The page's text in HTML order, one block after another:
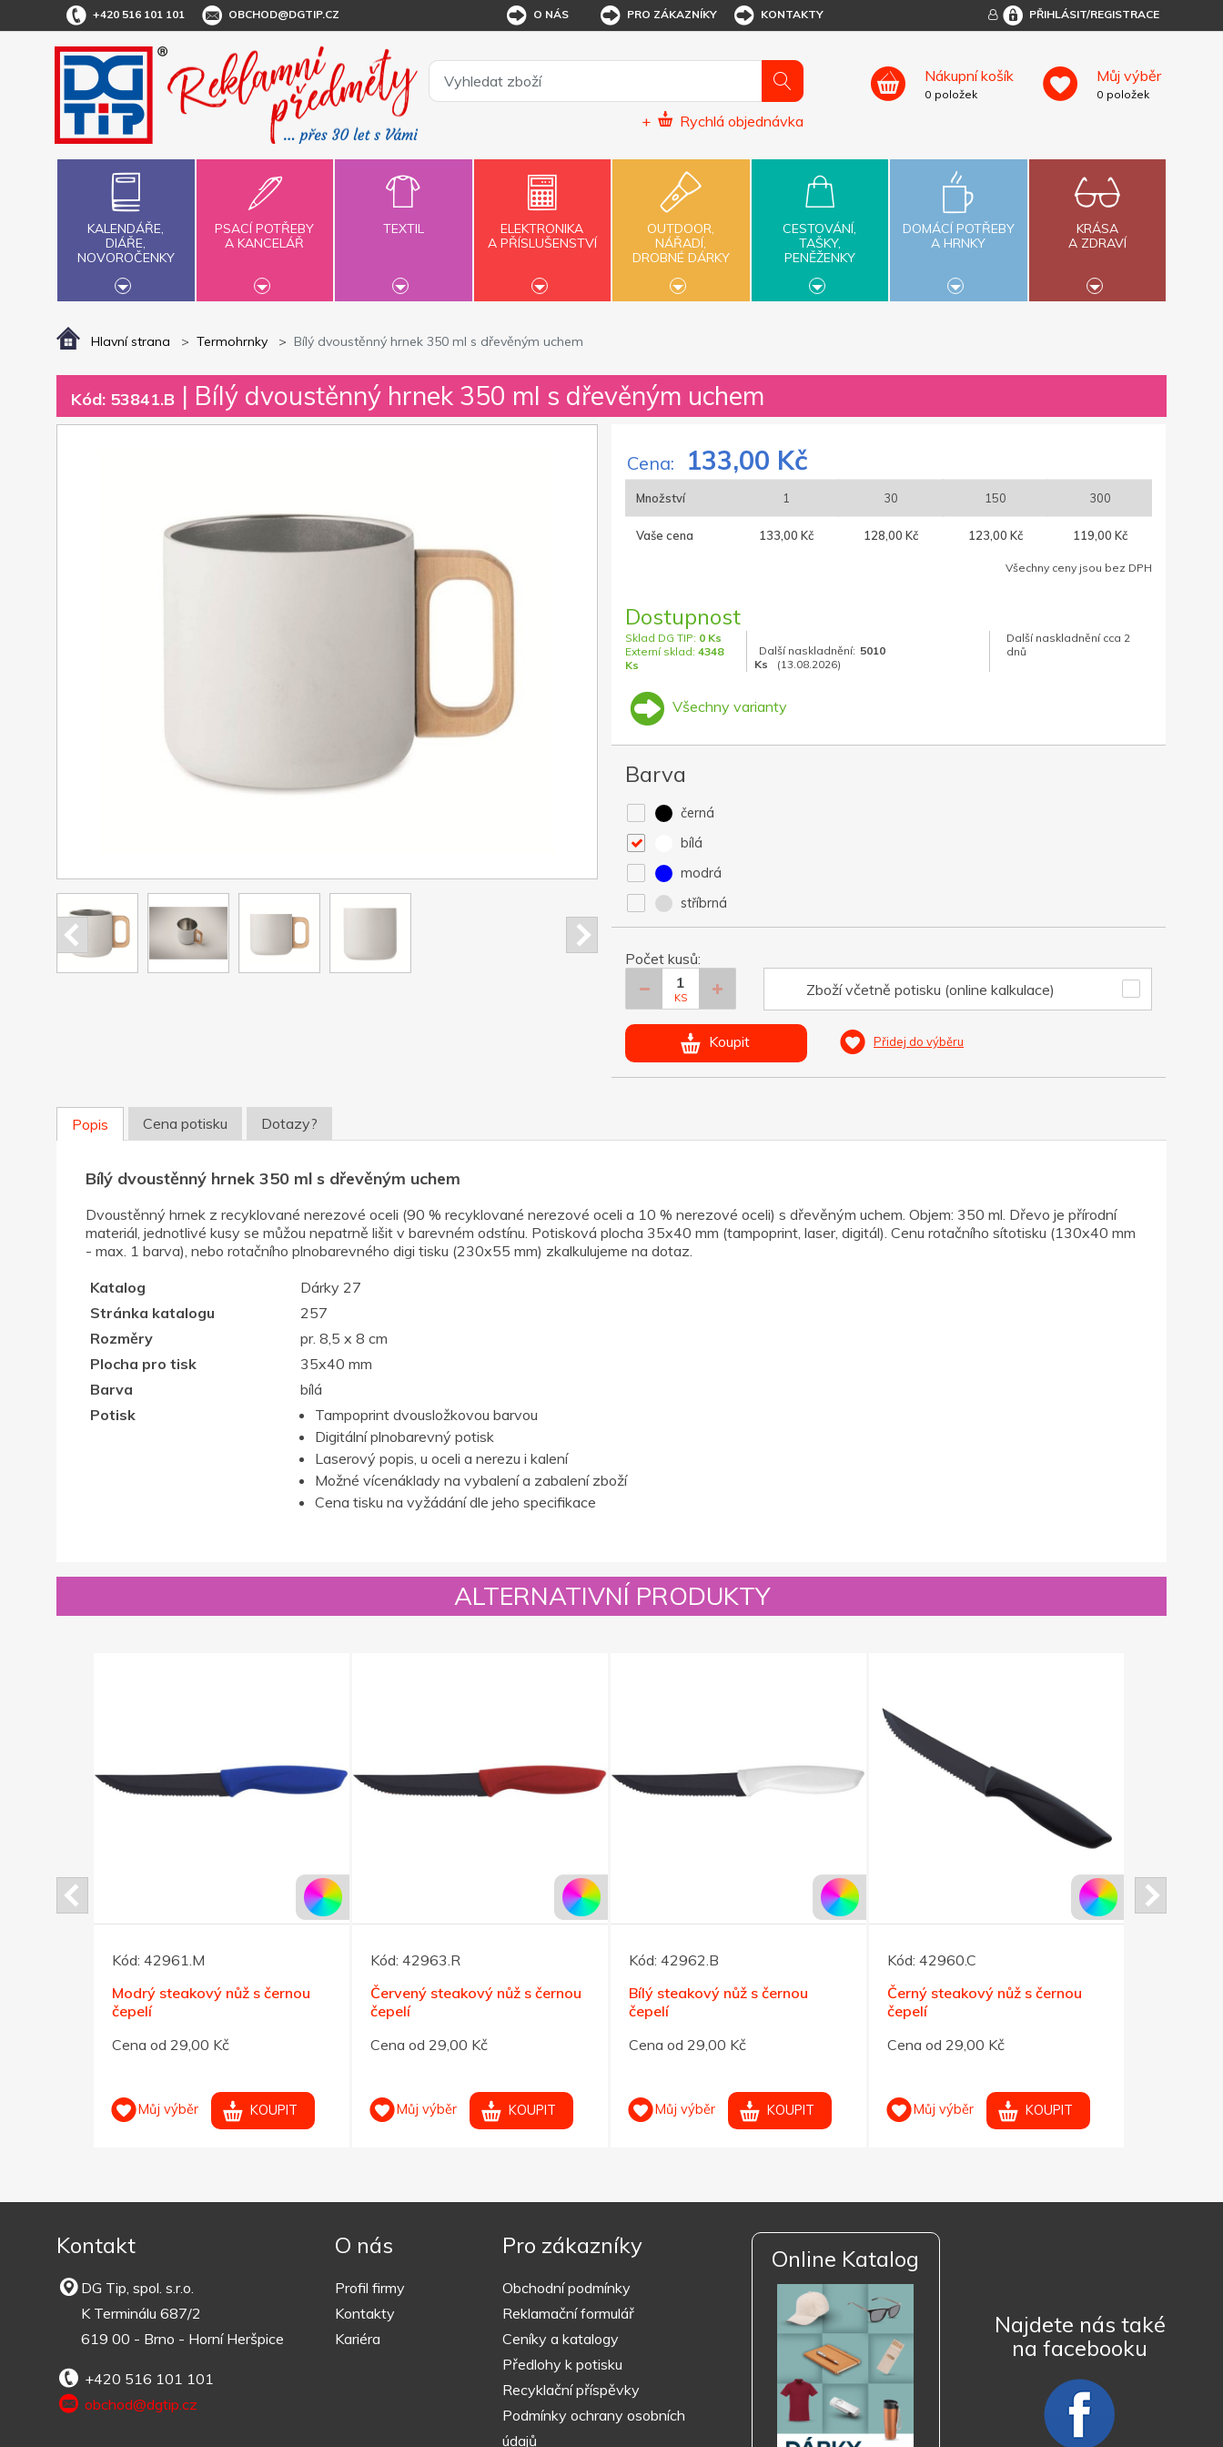
+420 516 101 101 OBCHOD@DGTIP.CZ O NÁS PRO ZÁKAZNÍKY KONTAKTY PŘIHLÁSIT/REGISTRACE
+ Rychlá objednávka
Nákupní košík
0 položek
Můj výběr
0 položek
KALENDÁŘE,
DIÁŘE,
NOVOROČENKY
PSACÍ POTŘEBY
A KANCELÁŘ
TEXTIL
ELEKTRONIKA
A PŘÍSLUŠENSTVÍ
OUTDOOR,
NÁŘADÍ,
DROBNÉ DÁRKY
CESTOVÁNÍ,
TAŠKY,
PENĚŽENKY
DOMÁCÍ POTŘEBY
A HRNKY
KRÁSA
A ZDRAVÍ
Hlavní strana Termohrnky Bílý dvoustěnný hrnek 350 ml s dřevěným uchem
Kód: 53841.B | Bílý dvoustěnný hrnek 350 ml s dřevěným uchem
Cena: 133,00 Kč
Množství 1 30 150 300
Vaše cena 133,00 Kč 128,00 Kč 123,00 Kč 119,00 Kč
Všechny ceny jsou bez DPH
Dostupnost
Sklad DG TIP: 0 Ks
Externí sklad: 4348
Ks
Další naskladnění: 5010
Ks
(13.08.2026)
Další naskladnění cca 2
dnů
Všechny varianty
Barva
černá
bílá
modrá
stříbrná
Počet kusů:
KS Zboží včetně potisku (online kalkulace)
Koupit Přidej do výběru
Popis Cena potisku Dotazy?
Bílý dvoustěnný hrnek 350 ml s dřevěným uchem
Dvoustěnný hrnek z recyklované nerezové oceli (90 % recyklované nerezové oceli a 10 % nerezové oceli) s dřevěným uchem. Objem: 350 ml. Dřevo je přírodní
materiál, jednotlivé kusy se můžou nepatrně lišit v barevném odstínu. Potisková plocha 35x40 mm (tampoprint, laser, digitál). Cenu rotačního sítotisku (130x40 mm
- max. 1 barva), nebo rotačního plnobarevného digi tisku (230x55 mm) zkalkulujeme na dotaz.
Katalog
Dárky 27
Stránka katalogu
257
Rozměry
pr. 8,5 x 8 cm
Plocha pro tisk
35x40 mm
Barva
bílá
Potisk
Tampoprint dvousložkovou barvou
Digitální plnobarevný potisk
Laserový popis, u oceli a nerezu i kalení
Možné vícenáklady na vybalení a zabalení zboží
Cena tisku na vyžádání dle jeho specifikace
ALTERNATIVNÍ PRODUKTY
Kód: 42961.M
Modrý steakový nůž s černou
čepelí
Cena od 29,00 Kč
Můj výběr KOUPIT
Kód: 42963.R
Červený steakový nůž s černou
čepelí
Cena od 29,00 Kč
Můj výběr KOUPIT
Kód: 42962.B
Bílý steakový nůž s černou
čepelí
Cena od 29,00 Kč
Můj výběr KOUPIT
Kód: 42960.C
Černý steakový nůž s černou
čepelí
Cena od 29,00 Kč
Můj výběr KOUPIT
Kontakt
DG Tip, spol. s.r.o.
K Terminálu 687/2
619 00 - Brno - Horní Heršpice
+420 516 101 101
obchod@dgtip.cz
O nás
Profil firmy
Kontakty
Kariéra
Pro zákazníky
Obchodní podmínky
Reklamační formulář
Ceníky a katalogy
Předlohy k potisku
Recyklační příspěvky
Podmínky ochrany osobních
údajů
Online Katalog
Najdete nás také
na facebooku